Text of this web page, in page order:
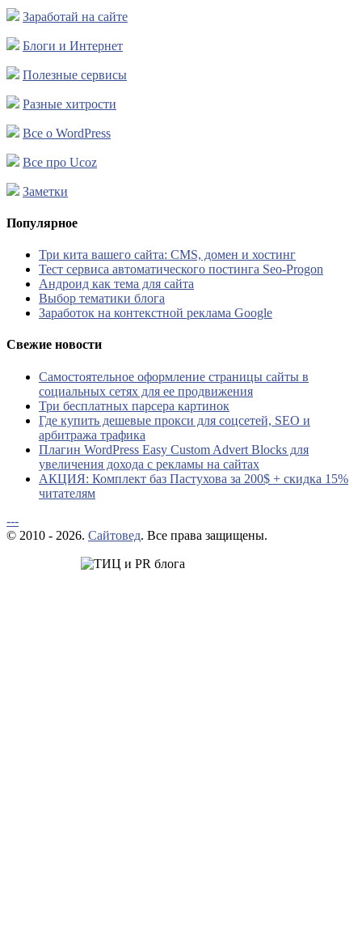
Заработай на сайте
Блоги и Интернет
Полезные сервисы
Разные хитрости
Все о WordPress
Все про Ucoz
Заметки
Популярное
Три кита вашего сайта: CMS, домен и хостинг
Тест сервиса автоматического постинга Seo-Progon
Андроид как тема для сайта
Выбор тематики блога
Заработок на контекстной реклама Google
Свежие новости
Самостоятельное оформление страницы сайты в
социальных сетях для ее продвижения
Три бесплатных парсера картинок
Где купить дешевые прокси для соцсетей, SEO и
арбитража трафика
Плагин WordPress Easy Custom Advert Blocks для
увеличения дохода с рекламы на сайтах
АКЦИЯ: Комплект баз Пастухова за 200$ + скидка 15%
читателям
---
© 2010 - 2026. Сайтовед. Все права защищены.